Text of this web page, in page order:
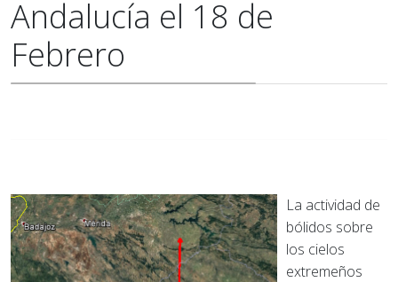
Andalucía el 18 de
Febrero
La actividad de
bólidos sobre
los cielos
extremeños